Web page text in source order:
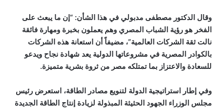
وقال الدكتور مصطفى مدبولي في هذا الشأن: “إن ما يبعث على
الفخر هو رؤية الشباب المصري وهم يعملون بخبرة ومهارة فائقة
نالت ثقة الشركات العالمية”، مضيفاً أن استعانة هذه الشركات
بالكوادر المصرية في مشروعاتها الدولية يعد شهادة نجاح ويدعو
للسعادة والاعتزاز بما تمتلكه مصر من ثروة بشرية متميزة.
وفي إطار استراتيجية الدولة لتنويع مصادر الطاقة، استعرض رئيس
مجلس الوزراء الجهود الحثيثة المبذولة لزيادة إنتاج الطاقة الجديدة